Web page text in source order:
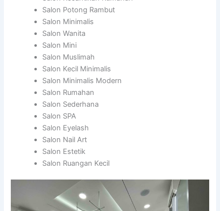
Salon Potong Rambut
Salon Minimalis
Salon Wanita
Salon Mini
Salon Muslimah
Salon Kecil Minimalis
Salon Minimalis Modern
Salon Rumahan
Salon Sederhana
Salon SPA
Salon Eyelash
Salon Nail Art
Salon Estetik
Salon Ruangan Kecil